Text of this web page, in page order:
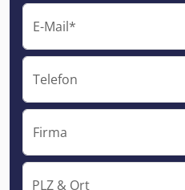
E-Mail*
Telefon
Firma
PLZ & Ort